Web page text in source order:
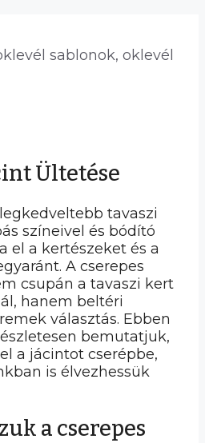
sablonok, oklevél
Ültetése
tavaszi
színeivel és bódító
el a kertészeket és a
A cserepes
csupán a tavaszi kert
hanem beltéri
választás. Ebben
bemutatjuk,
a jácintot cserépbe,
is élvezhessük
a cserepes